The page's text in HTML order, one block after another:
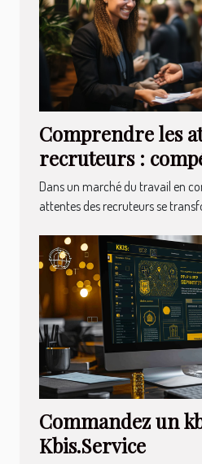
Comprendre les
recruteurs :
qualités
Dans un marché du travail en
attentes des recruteurs se
Commandez un
Kbis.Service